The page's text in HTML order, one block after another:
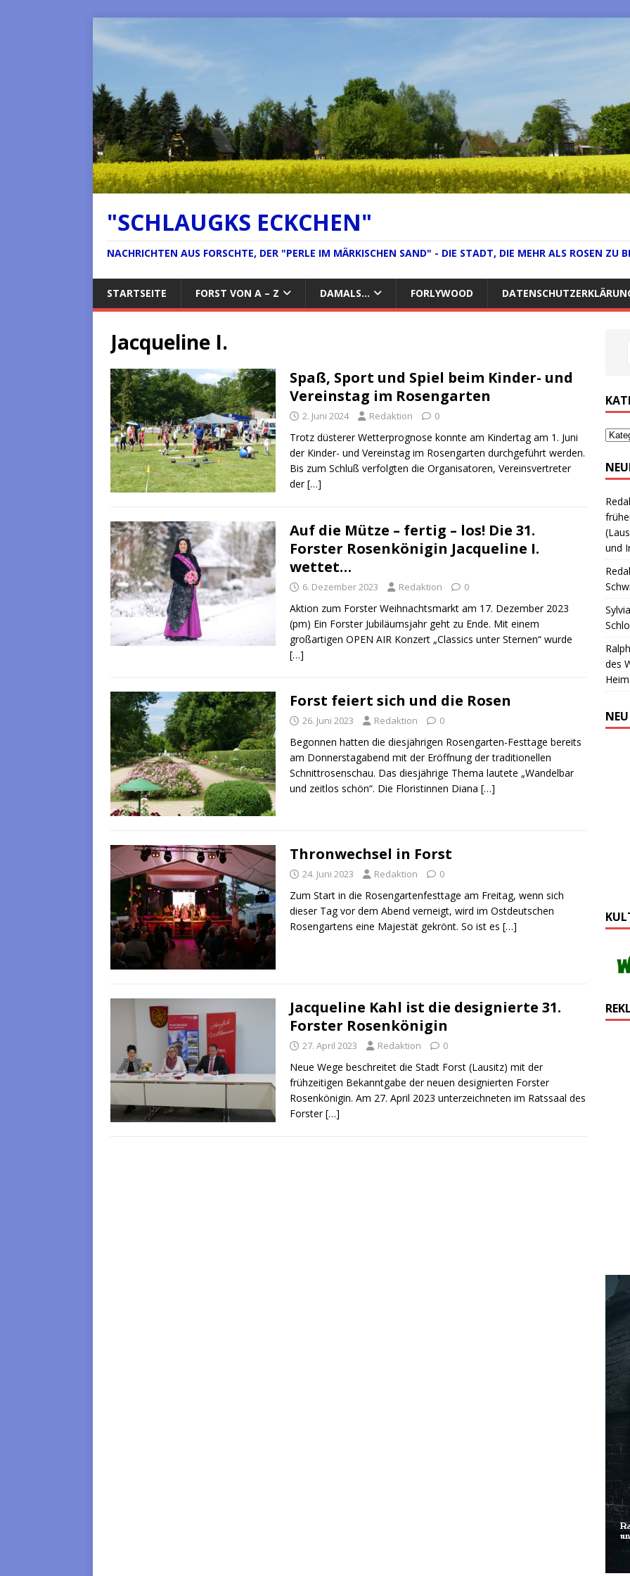
"SCHLAUGKS ECKCHEN"
NACHRICHTEN AUS FORSCHTE, DER "PERLE IM MÄRKISCHEN SAND" - DIE STADT, DIE MEHR ALS ROSEN ZU
STARTSEITE FORST VON A – Z DAMALS… FORLYWOOD
Jacqueline I.
Spaß, Sport und Spiel beim Kinder- und
Vereinstag im Rosengarten
2. Juni 2024 Redaktion 0
Trotz düsterer Wetterprognose konnte am Kindertag am 1. Juni
der Kinder- und Vereinstag im Rosengarten durchgeführt werden.
Bis zum Schluß verfolgten die Organisatoren, Vereinsvertreter
der[…]
Auf die Mütze – fertig – los! Die 31.
Forster Rosenkönigin Jacqueline I.
wettet…
6. Dezember 2023 Redaktion 0
Aktion zum Forster Weihnachtsmarkt am 17. Dezember 2023
(pm) Ein Forster Jubiläumsjahr geht zu Ende. Mit einem
großartigen OPEN AIR Konzert „Classics unter Sternen“ wurde
[…]
Forst feiert sich und die Rosen
26. Juni 2023 Redaktion 0
Begonnen hatten die diesjährigen Rosengarten-Festtage bereits
am Donnerstagabend mit der Eröffnung der traditionellen
Schnittrosenschau. Das diesjährige Thema lautete „Wandelbar
und zeitlos schön“. Die Floristinnen Diana […]
Thronwechsel in Forst
24. Juni 2023 Redaktion 0
Zum Start in die Rosengartenfesttage am Freitag, wenn sich
dieser Tag vor dem Abend verneigt, wird im Ostdeutschen
Rosengartens eine Majestät gekrönt. So ist es […]
Jacqueline Kahl ist die designierte 31.
Forster Rosenkönigin
27. April 2023 Redaktion 0
Neue Wege beschreitet die Stadt Forst (Lausitz) mit der
frühzeitigen Bekanntgabe der neuen designierten Forster
Rosenkönigin. Am 27. April 2023 unterzeichneten im Ratssaal des
Forster[…]
und
Sylvia
des